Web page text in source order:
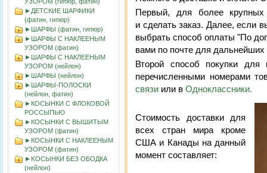
►ДЕТСКИЕ ШАРФИКИ
(фатин, гипюр)
►ШАРФЫ (фатин, гипюр)
►ШАРФЫ С НАКЛЕЕНЫМ
УЗОРОМ (фатин)
►ШАРФЫ С НАКЛЕЕНЫМ
УЗОРОМ (нейлон)
►ШАРФЫ (нейлон)
►ШАРФЫ-ПОЛОСКИ
(нейлон, фатин)
►КОСЫНКИ С ФЛОКОВОЙ
РОССЫПЬЮ
►КОСЫНКИ С ВЫШИТЫМ
УЗОРОМ (фатин)
►КОСЫНКИ С НАКЛЕЕНЫМ
УЗОРОМ (фатин)
►KOСЫНКИ БЕЗ ОБОДКА
(нейлон)
Первый, для более крупных
и сделать заказ. Далее, если
выбрать способ оплаты "По
вами по почте для
Второй способ покупки
перечисленными номерами
связи или в Одноклассники.
Стоимость доставки для
всех стран мира кроме
США и Канады на данный
момент составляет: